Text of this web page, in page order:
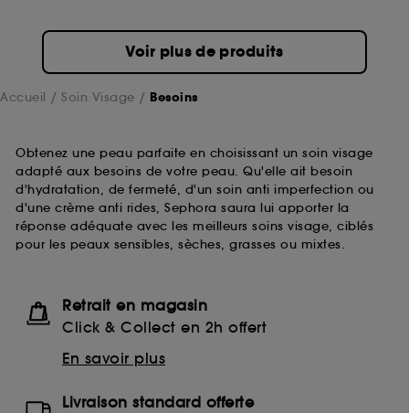
Voir plus de produits
Accueil Soin Visage Besoins
Obtenez une peau parfaite en choisissant un soin visage
adapté aux besoins de votre peau. Qu'elle ait besoin
d'hydratation, de fermeté, d'un soin anti imperfection ou
d'une crème anti rides, Sephora saura lui apporter la
réponse adéquate avec les meilleurs soins visage, ciblés
pour les peaux sensibles, sèches, grasses ou mixtes.
Retrait en magasin
Click & Collect en 2h offert
En savoir plus
Livraison standard offerte